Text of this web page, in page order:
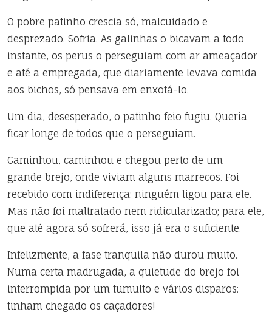
O pobre patinho crescia só, malcuidado e
desprezado. Sofria. As galinhas o bicavam a todo
instante, os perus o perseguiam com ar ameaçador
e até a empregada, que diariamente levava comida
aos bichos, só pensava em enxotá-lo.
Um dia, desesperado, o patinho feio fugiu. Queria
ficar longe de todos que o perseguiam.
Caminhou, caminhou e chegou perto de um
grande brejo, onde viviam alguns marrecos. Foi
recebido com indiferença: ninguém ligou para ele.
Mas não foi maltratado nem ridicularizado; para ele,
que até agora só sofrerá, isso já era o suficiente.
Infelizmente, a fase tranquila não durou muito.
Numa certa madrugada, a quietude do brejo foi
interrompida por um tumulto e vários disparos:
tinham chegado os caçadores!